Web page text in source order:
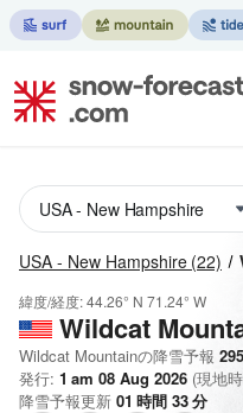
USA - New Hampshire (22)
緯度/経度:44.26° N 71.24° W
Wildcat
Wildcat Mountainの降雪予報
発行: 1 am 08 Aug 2026 (現地
降雪予報更新 01 時間 33分